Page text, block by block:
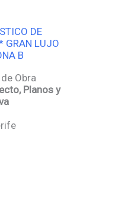
DE
GRAN LUJO
B
Obra
Planos y